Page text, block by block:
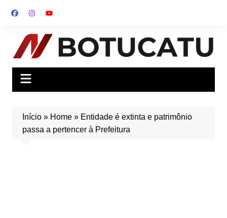
para
conteúdo
Início» Home» Entidade é extinta e patrimônio
passa a pertencer à Prefeitura